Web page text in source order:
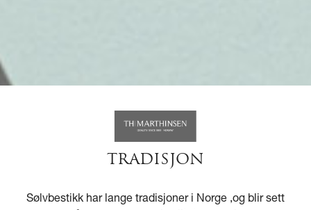
TRADISJON
Sølvbestikk har lange tradisjoner i Norge ,og blir sett